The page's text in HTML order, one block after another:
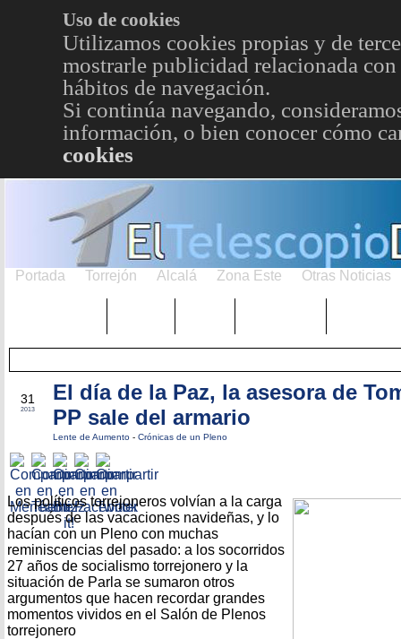
Uso de cookies
Utilizamos cookies propias y de
mostrarle publicidad relacionada
hábitos de navegación.
Si continúa navegando,
información, o bien conocer cómo
cookies
Portada Torrejón Alcalá Zona Este Otras Noticias
31
2013
El día de la Paz, la asesora de
PP sale del armario
Lente de Aumento - Crónicas de un Pleno
Los políticos torrejoneros volvían a la carga
después de las vacaciones navideñas, y lo
hacían con un Pleno con muchas
reminiscencias del pasado: a los socorridos
27 años de socialismo torrejonero y la
situación de Parla se sumaron otros
argumentos que hacen recordar grandes
momentos vividos en el Salón de Plenos
torrejonero